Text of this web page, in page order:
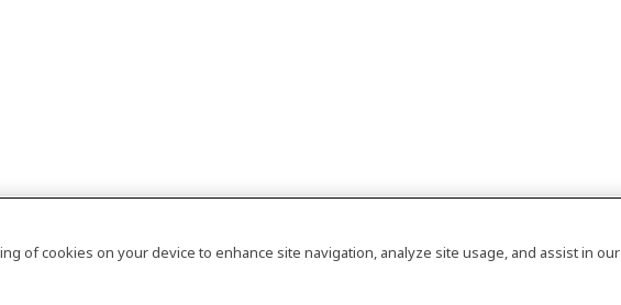
of cookies on your device to enhance site navigation, analyze site usage, and assist in our